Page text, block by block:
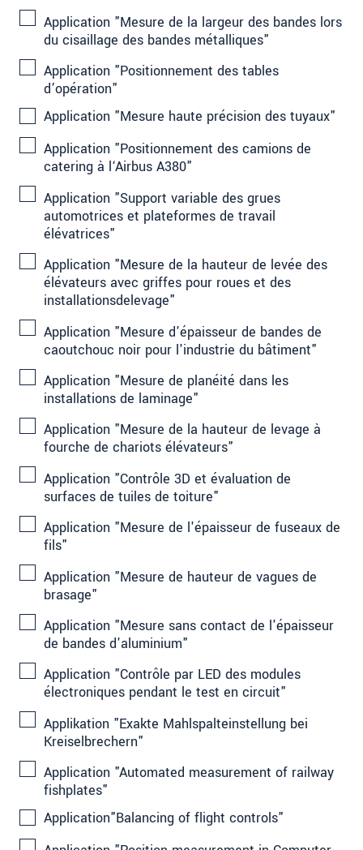
Application "Mesure de la largeur des bandes lors
du cisaillage des bandes métalliques"
Application "Positionnement des tables
d’opération"
Application "Mesure haute précision des tuyaux"
Application "Positionnement des camions de
catering à l‘Airbus A380"
Application "Support variable des grues
automotrices et plateformes de travail
élévatrices"
Application "Mesure de la hauteur de levée des
élévateurs avec griffes pour roues et des
installationsdelevage"
Application "Mesure d'épaisseur de bandes de
caoutchouc noir pour l'industrie du bâtiment"
Application "Mesure de planéité dans les
installations de laminage"
Application "Mesure de la hauteur de levage à
fourche de chariots élévateurs"
Application "Contrôle 3D et évaluation de
surfaces de tuiles de toiture"
Application "Mesure de l'épaisseur de fuseaux de
fils"
Application "Mesure de hauteur de vagues de
brasage"
Application "Mesure sans contact de l'épaisseur
de bandes d'aluminium"
Application "Contrôle par LED des modules
électroniques pendant le test en circuit"
Applikation "Exakte Mahlspalteinstellung bei
Kreiselbrechern"
Application "Automated measurement of railway
fishplates"
Application"Balancing of flight controls"